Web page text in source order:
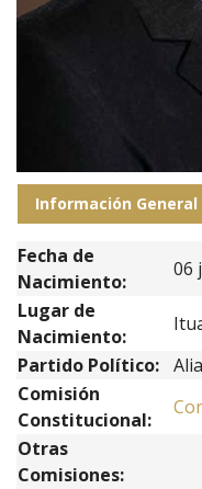
Información General
Fecha de
Nacimiento:
06
Lugar de
Nacimiento:
Partido Político:
Comisión
Constitucional:
Otras
Comisiones: